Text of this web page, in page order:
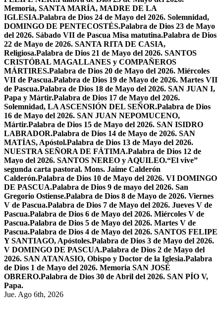
Memoria, SANTA MARÍA, MADRE DE LA
IGLESIA.Palabra de Dios 24 de Mayo del 2026. Solemnidad,
DOMINGO DE PENTECOSTÉS.Palabra de Dios 23 de Mayo
del 2026. Sábado VII de Pascua Misa matutina.Palabra de Dios
22 de Mayo de 2026. SANTA RITA DE CASIA,
Religiosa.Palabra de Dios 21 de Mayo del 2026. SANTOS
CRISTÓBAL MAGALLANES y COMPAÑEROS
MÁRTIRES.Palabra de Dios 20 de Mayo del 2026. Miércoles
VII de Pascua.Palabra de Dios 19 de Mayo de 2026. Martes VII
de Pascua.Palabra de Dios 18 de Mayo del 2026. SAN JUAN I,
Papa y Mártir.Palabra de Dios 17 de Mayo del 2026.
Solemnidad, LA ASCENSIÓN DEL SEÑOR.Palabra de Dios
16 de Mayo del 2026. SAN JUAN NEPOMUCENO,
Mártir.Palabra de Dios 15 de Mayo del 2026. SAN ISIDRO
LABRADOR.Palabra de Dios 14 de Mayo de 2026. SAN
MATÍAS, Apóstol.Palabra de Dios 13 de Mayo del 2026.
NUESTRA SEÑORA DE FÁTIMA.Palabra de Dios 12 de
Mayo del 2026. SANTOS NEREO y AQUILEO.“El vive”
segunda carta pastoral. Mons. Jaime Calderón
Calderón.Palabra de Dios 10 de Mayo del 2026. VI DOMINGO
DE PASCUA.Palabra de Dios 9 de mayo del 2026. San
Gregorio Ostiense.Palabra de Dios 8 de Mayo de 2026. Viernes
V de Pascua.Palabra de Dios 7 de Mayo del 2026. Jueves V de
Pascua.Palabra de Dios 6 de Mayo del 2026. Miércoles V de
Pascua.Palabra de Dios 5 de Mayo del 2026. Martes V de
Pascua.Palabra de Dios 4 de Mayo del 2026. SANTOS FELIPE
Y SANTIAGO, Apóstoles.Palabra de Dios 3 de Mayo del 2026.
V DOMINGO DE PASCUA.Palabra de Dios 2 de Mayo del
2026. SAN ATANASIO, Obispo y Doctor de la Iglesia.Palabra
de Dios 1 de Mayo del 2026. Memoria SAN JOSÉ
OBRERO.Palabra de Dios 30 de Abril del 2026. SAN PÍO V,
Papa.
Jue. Ago 6th, 2026